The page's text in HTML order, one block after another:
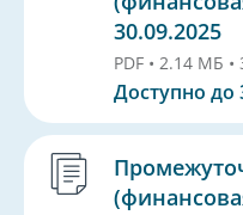
30.09.2025
PDF • 2.14 МБ •
Доступно до